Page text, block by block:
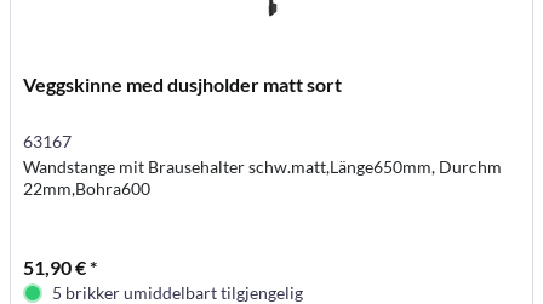
Veggskinne med dusjholder matt sort
63167
Wandstange mit Brausehalter schw.matt,Länge650mm, Durchm
22mm,Bohra600
51,90 € *
5 brikker umiddelbart tilgjengelig